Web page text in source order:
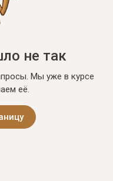
не так
Мы уже в курсе
её.